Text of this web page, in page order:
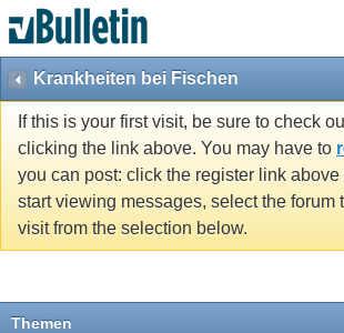
Krankheiten bei Fischen
If this is your first visit, be sure to check
clicking the link above. You may have to
you can post: click the register link above
start viewing messages, select the forum
visit from the selection below.
Themen